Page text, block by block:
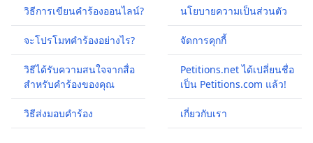
วิธีการเขียนคำร้องออนไลน์?
จะโปรโมทคำร้องอย่างไร?
วิธีได้รับความสนใจจากสื่อ
สำหรับคำร้องของคุณ
วิธีส่งมอบคำร้อง
นโยบายความเป็นส่วนตัว
จัดการคุกกี้
Petitions.net ได้เปลี่ยนชื่อ
เป็น Petitions.com แล้ว!
เกี่ยวกับเรา